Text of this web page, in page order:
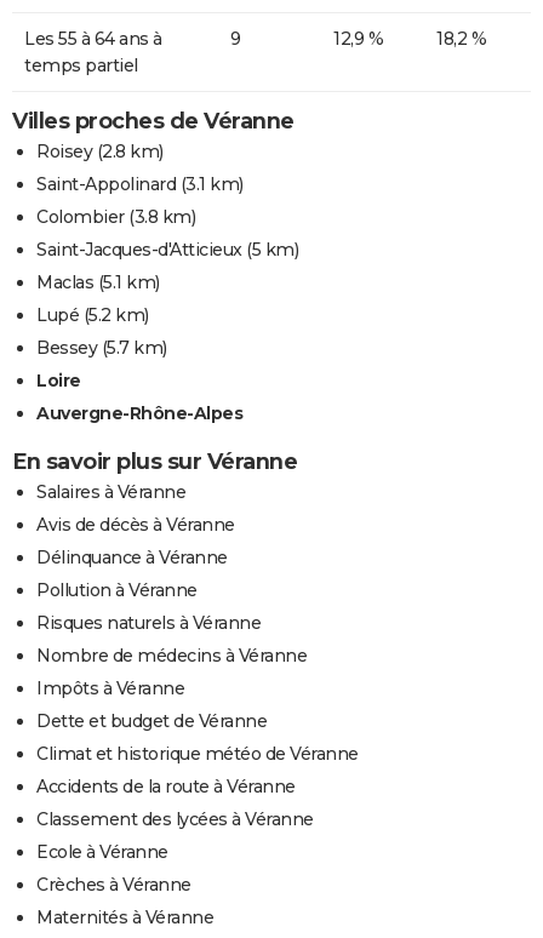
Les 55 à 64 ans à
temps partiel
9 12,9 % 18,2 %
Villes proches de Véranne
Roisey(2.8 km)
Saint-Appolinard (3.1 km)
Colombier(3.8 km)
Saint-Jacques-d'Atticieux(5 km)
Maclas (5.1 km)
Lupé (5.2 km)
Bessey(5.7 km)
Loire
Auvergne-Rhône-Alpes
En savoir plus sur Véranne
Salaires à Véranne
Avis de décès à Véranne
Délinquance à Véranne
Pollution à Véranne
Risques naturels à Véranne
Nombre de médecins à Véranne
Impôts à Véranne
Dette et budget de Véranne
Climat et historique météo de Véranne
Accidents de la route à Véranne
Classement des lycées à Véranne
Ecole à Véranne
Crèches à Véranne
Maternités à Véranne